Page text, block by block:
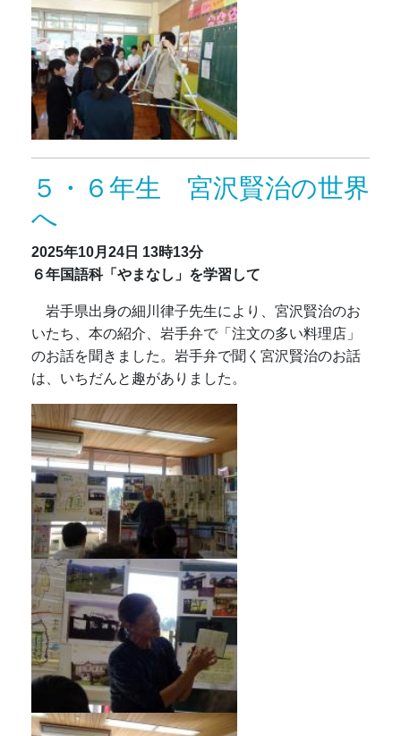
５・６年生 宮沢賢治の世界
へ
2025年10月24日 13時13分
６年国語科「やまなし」を学習して
岩手県出身の細川律子先生により、宮沢賢治のお
いたち、本の紹介、岩手弁で「注文の多い料理店」
のお話を聞きました。岩手弁で聞く宮沢賢治のお話
は、いちだんと趣がありました。